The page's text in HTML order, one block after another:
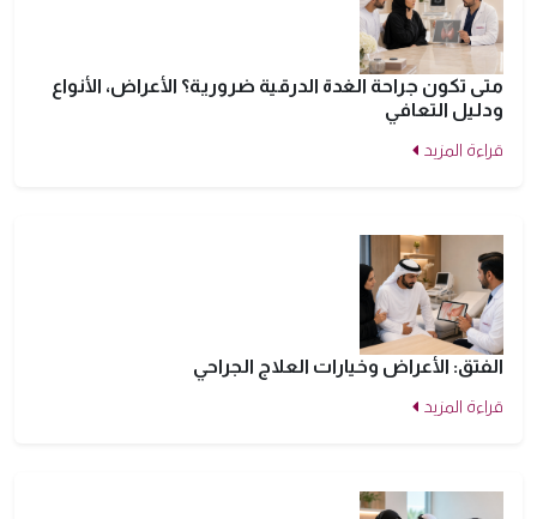
متى تكون جراحة الغدة الدرقية ضرورية؟ الأعراض، الأنواع
ودليل التعافي
قراءة المزيد
الفتق: الأعراض وخيارات العلاج الجراحي
قراءة المزيد